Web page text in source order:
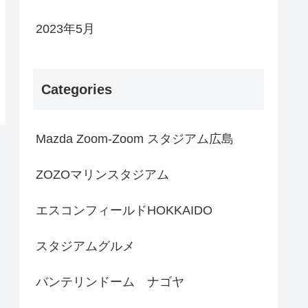
2023年5月
Categories
Mazda Zoom-Zoom スタジアム広島
ZOZOマリンスタジアム
エスコンフィールドHOKKAIDO
スタジアムグルメ
バンテリンドーム ナゴヤ